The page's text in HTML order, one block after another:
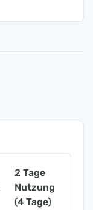
2 Tage
Nutzung
(4 Tage)